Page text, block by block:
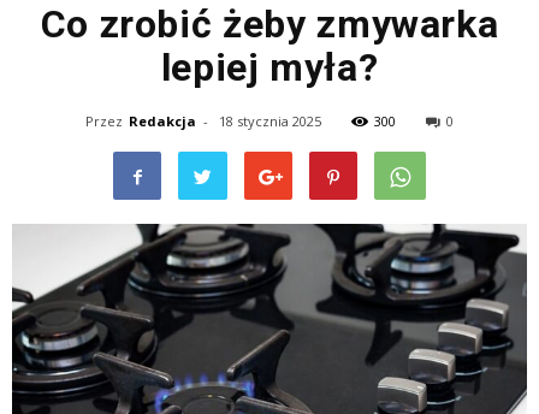
Co zrobić żeby zmywarka
lepiej myła?
Przez Redakcja - 18 stycznia 2025 300 0